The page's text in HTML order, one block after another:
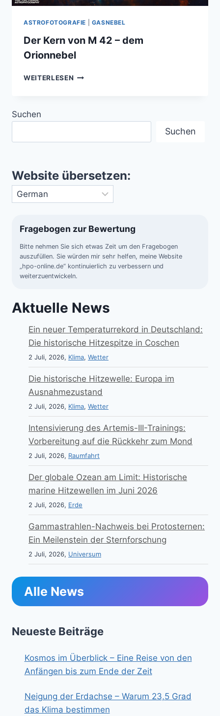
ASTROFOTOGRAFIE GASNEBEL
Der Kern von M 42 – dem
Orionnebel
WEITERLESEN DER
Suchen
Suchen
Website übersetzen:
Fragebogen zur Bewertung
Bitte nehmen Sie sich etwas Zeit um den Fragebogen
auszufüllen. Sie würden mir sehr helfen, meine Website
„hpo-online.de“ kontinuierlich zu verbessern und
weiterzuentwickeln.
Aktuelle News
Ein neuer Temperaturrekord in Deutschland:
Die historische Hitzespitze in Coschen
2 Juli, 2026, Klima, Wetter
Die historische Hitzewelle: Europa im
Ausnahmezustand
2 Juli, 2026, Klima, Wetter
Intensivierung des Artemis-III-Trainings:
Vorbereitung auf die Rückkehr zum Mond
2 Juli, 2026, Raumfahrt
Der globale Ozean am Limit: Historische
marine Hitzewellen im Juni 2026
2 Juli, 2026, Erde
Gammastrahlen-Nachweis bei Protosternen:
Ein Meilenstein der Sternforschung
2 Juli, 2026, Universum
Alle News
Neueste Beiträge
Kosmos im Überblick – Eine Reise von den
Anfängen bis zum Ende der Zeit
Neigung der Erdachse – Warum 23,5 Grad
das Klima bestimmen